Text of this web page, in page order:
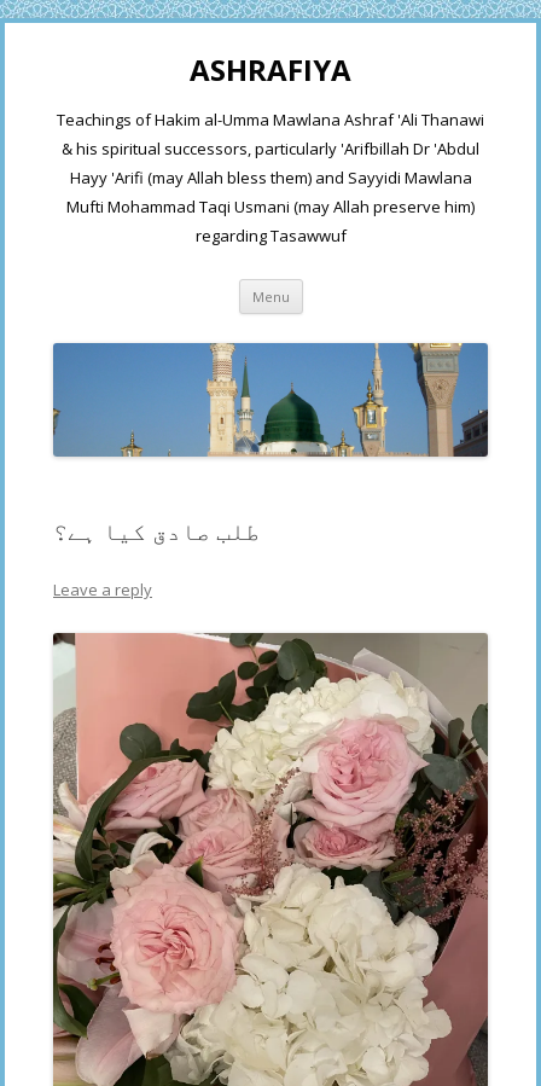
ASHRAFIYA
Teachings of Hakim al-Umma Mawlana Ashraf 'Ali Thanawi
& his spiritual successors, particularly 'Arifbillah Dr 'Abdul
Hayy 'Arifi (may Allah bless them) and Sayyidi Mawlana
Mufti Mohammad Taqi Usmani (may Allah preserve him)
regarding Tasawwuf
Menu Skip
content
طلب صادق کیا ہے؟
Leave a reply